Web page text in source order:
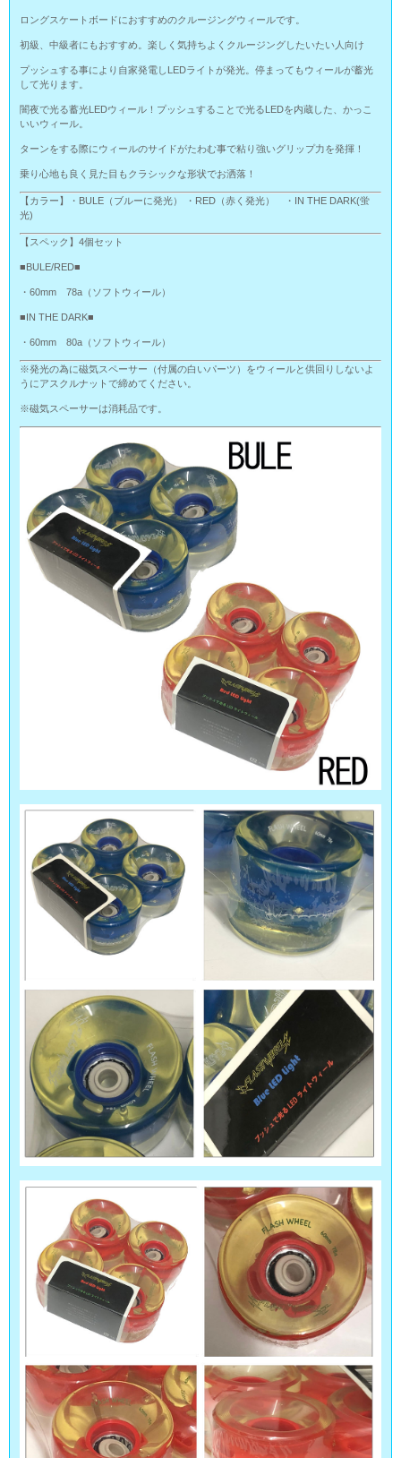
ロングスケートボードにおすすめのクルージングウィールです。
初級、中級者にもおすすめ。楽しく気持ちよくクルージングしたいたい人向け
プッシュする事により自家発電しLEDライトが発光。停まってもウィールが蓄光
して光ります。
闇夜で光る蓄光LEDウィール！プッシュすることで光るLEDを内蔵した、かっこ
いいウィール。
ターンをする際にウィールのサイドがたわむ事で粘り強いグリップ力を発揮！
乗り心地も良く見た目もクラシックな形状でお洒落！
【カラー】・BULE（ブルーに発光） ・RED（赤く発光） ・IN THE DARK(蛍
光)
【スペック】4個セット
■BULE/RED■
・60mm 78a（ソフトウィール）
■IN THE DARK■
・60mm 80a（ソフトウィール）
※発光の為に磁気スペーサー（付属の白いパーツ）をウィールと供回りしないよ
うにアスクルナットで締めてください。
※磁気スペーサーは消耗品です。